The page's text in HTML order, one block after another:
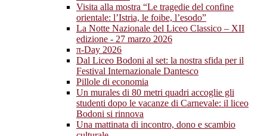
Visita alla mostra “Le tragedie del confine
orientale: l’Istria, le foibe, l’esodo”
La Notte Nazionale del Liceo Classico – XII
edizione - 27 marzo 2026
π-Day 2026
Dal Liceo Bodoni al set: la nostra sfida per il
Festival Internazionale Dantesco
Pillole di economia
Un murales di 80 metri quadri accoglie gli
studenti dopo le vacanze di Carnevale: il liceo
Bodoni si rinnova
Una mattinata di incontro, dono e scambio